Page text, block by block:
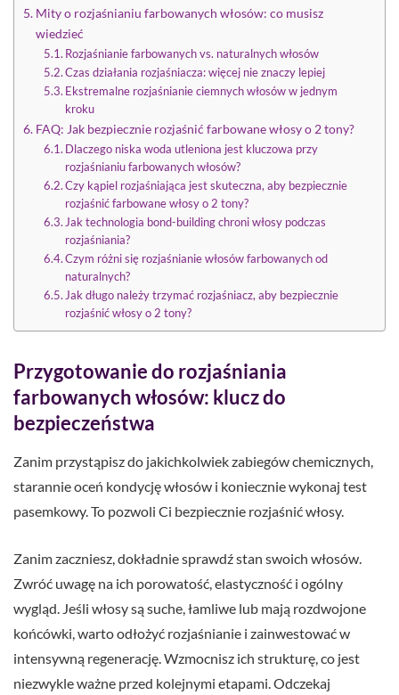
Mity o rozjaśnianiu farbowanych włosów: co musisz
wiedzieć
Rozjaśnianie farbowanych vs. naturalnych włosów
Czas działania rozjaśniacza: więcej nie znaczy lepiej
Ekstremalne rozjaśnianie ciemnych włosów w jednym
kroku
FAQ: Jak bezpiecznie rozjaśnić farbowane włosy o 2 tony?
Dlaczego niska woda utleniona jest kluczowa przy
rozjaśnianiu farbowanych włosów?
Czy kąpiel rozjaśniająca jest skuteczna, aby bezpiecznie
rozjaśnić farbowane włosy o 2 tony?
Jak technologia bond-building chroni włosy podczas
rozjaśniania?
Czym różni się rozjaśnianie włosów farbowanych od
naturalnych?
Jak długo należy trzymać rozjaśniacz, aby bezpiecznie
rozjaśnić włosy o 2 tony?
Przygotowanie do rozjaśniania
farbowanych włosów: klucz do
bezpieczeństwa
Zanim przystąpisz do jakichkolwiek zabiegów chemicznych,
starannie oceń kondycję włosów i koniecznie wykonaj test
pasemkowy. To pozwoli Ci bezpiecznie rozjaśnić włosy.
Zanim zaczniesz, dokładnie sprawdź stan swoich włosów.
Zwróć uwagę na ich porowatość, elastyczność i ogólny
wygląd. Jeśli włosy są suche, łamliwe lub mają rozdwojone
końcówki, warto odłożyć rozjaśnianie i zainwestować w
intensywną regenerację. Wzmocnisz ich strukturę, co jest
niezwykle ważne przed kolejnymi etapami. Odczekaj